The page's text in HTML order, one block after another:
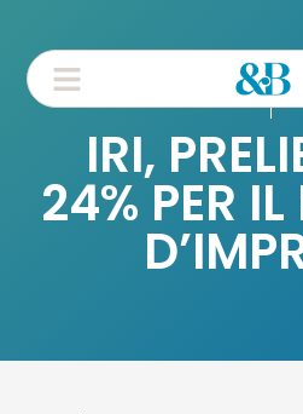
IRI,
24% PER